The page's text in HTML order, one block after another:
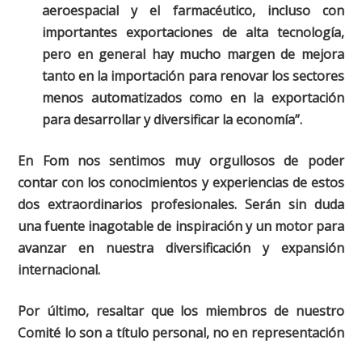
aeroespacial y el farmacéutico, incluso con
importantes exportaciones de alta tecnología,
pero en general hay mucho margen de mejora
tanto en la importación para renovar los sectores
menos automatizados como en la exportación
para desarrollar y diversificar la economía”.
En Fom nos sentimos muy orgullosos de poder
contar con los conocimientos y experiencias de estos
dos extraordinarios profesionales. Serán sin duda
una fuente inagotable de inspiración y un motor para
avanzar en nuestra diversificación y expansión
internacional.
Por último, resaltar que los miembros de nuestro
Comité lo son a título personal, no en representación